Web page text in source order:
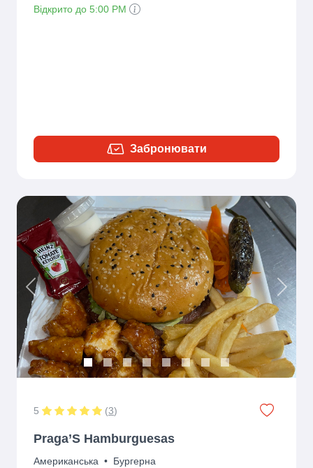
Відкрито до 5:00 PM
Забронювати
Previous Next
5 (3)
Praga’S Hamburguesas
Американська • Бургерна